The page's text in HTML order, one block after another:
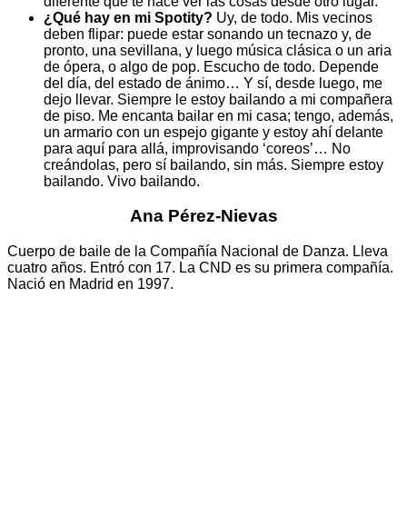
¿Qué hay en mi Spotity? Uy, de todo. Mis vecinos
deben flipar: puede estar sonando un tecnazo y, de
pronto, una sevillana, y luego música clásica o un aria
de ópera, o algo de pop. Escucho de todo. Depende
del día, del estado de ánimo… Y sí, desde luego, me
dejo llevar. Siempre le estoy bailando a mi compañera
de piso. Me encanta bailar en mi casa; tengo, además,
un armario con un espejo gigante y estoy ahí delante
para aquí para allá, improvisando ‘coreos’… No
creándolas, pero sí bailando, sin más. Siempre estoy
bailando. Vivo bailando.
Ana Pérez-Nievas
Cuerpo de baile de la Compañía Nacional de Danza. Lleva
cuatro años. Entró con 17. La CND es su primera compañía.
Nació en Madrid en 1997.